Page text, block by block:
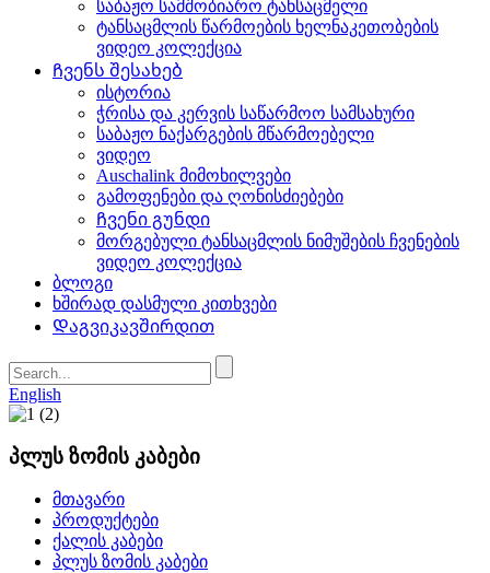
საბაჟო სამშობიარო ტანსაცმელი
ტანსაცმლის წარმოების ხელნაკეთობების
ვიდეო კოლექცია
Ჩვენს შესახებ
ისტორია
ჭრისა და კერვის საწარმოო სამსახური
საბაჟო ნაქარგების მწარმოებელი
ვიდეო
Auschalink მიმოხილვები
გამოფენები და ღონისძიებები
Ჩვენი გუნდი
მორგებული ტანსაცმლის ნიმუშების ჩვენების
ვიდეო კოლექცია
ბლოგი
ხშირად დასმული კითხვები
Დაგვიკავშირდით
English
პლუს ზომის კაბები
მთავარი
პროდუქტები
ქალის კაბები
პლუს ზომის კაბები